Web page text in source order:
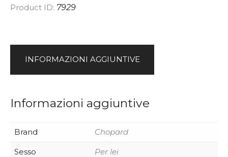
Product ID: 7929
INFORMAZIONI AGGIUNTIVE
Informazioni aggiuntive
Brand Chopard
Sesso Per lei